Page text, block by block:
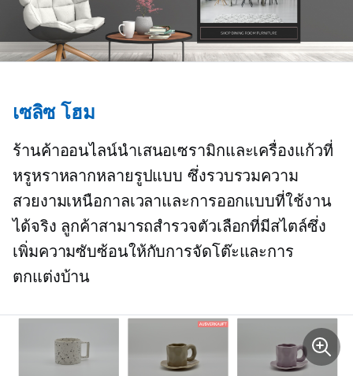
เซลิซ โฮม
ร้านค้าออนไลน์นำเสนอเซรามิกและเครื่องแก้วที่
หรูหราหลากหลายรูปแบบ ซึ่งรวบรวมความ
สวยงามเหนือกาลเวลาและการออกแบบที่ใช้งาน
ได้จริง ลูกค้าสามารถสำรวจตัวเลือกที่มีสไตล์ซึ่ง
เพิ่มความซับซ้อนให้กับการจัดโต๊ะและการ
ตกแต่งบ้าน